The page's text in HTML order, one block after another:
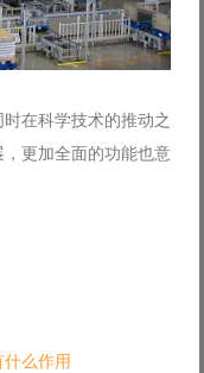
在科学技术的推动之
更加全面的功能也意
么作用